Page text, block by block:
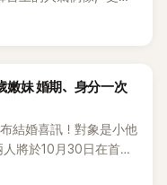
露，自己在美國就讀
妹 婚期、身分一次
布結婚喜訊！對象是小他
將於10月30日在首爾